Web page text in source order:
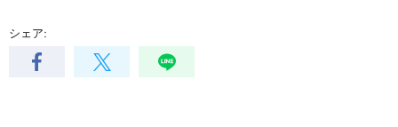
シェア: